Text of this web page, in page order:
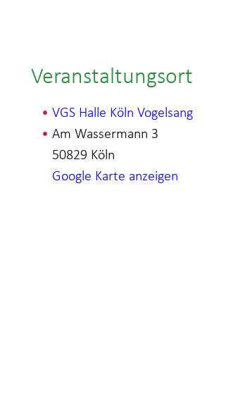
Veranstaltungsort
VGS Halle Köln Vogelsang
Am Wassermann 3
Köln
50829
Google Karte anzeigen